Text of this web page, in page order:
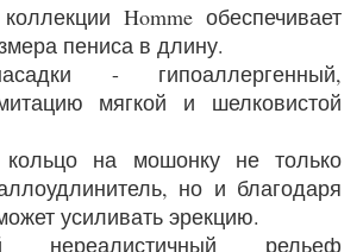
Homme обеспечивает
пениса в длину.
- гипоаллергенный,
мягкой и шелковистой
на мошонку не только
но и благодаря
усиливать эрекцию.
нереалистичный рельеф